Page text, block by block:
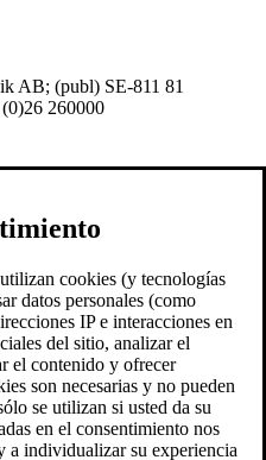
AB; (publ) SE-811 81
260000
cookies (y tecnologías
datos personales (como
IP e interacciones en
del sitio, analizar el
el contenido y ofrecer
son necesarias y no pueden
se utilizan si usted da su
en el consentimiento nos
a individualizar su experiencia